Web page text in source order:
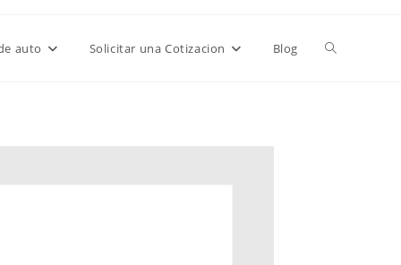
auto Solicitar una Cotizacion Blog